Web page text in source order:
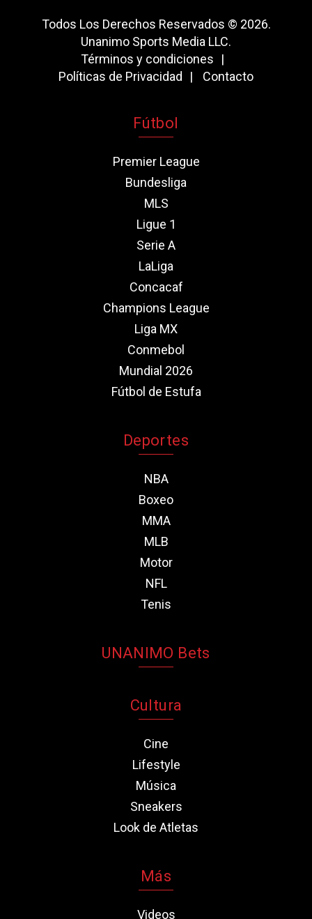
Todos Los Derechos Reservados © 2026.
Unanimo Sports Media LLC.
Términos y condiciones
Políticas de Privacidad
Contacto
Fútbol
Premier League
Bundesliga
MLS
Ligue 1
Serie A
LaLiga
Concacaf
Champions League
Liga MX
Conmebol
Mundial 2026
Fútbol de Estufa
Deportes
NBA
Boxeo
MMA
MLB
Motor
NFL
Tenis
UNANIMO Bets
Cultura
Cine
Lifestyle
Música
Sneakers
Look de Atletas
Más
Videos